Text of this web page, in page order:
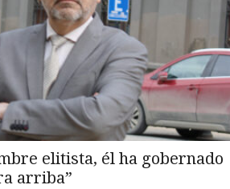
elitista, él ha gobernado
arriba”